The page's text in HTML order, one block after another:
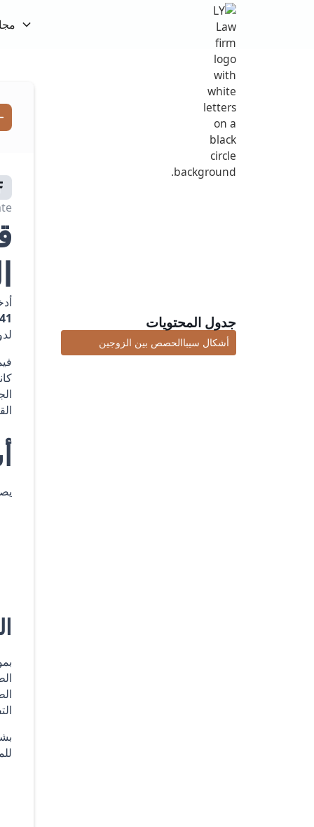
جدول المحتويات
أشكال سيباالحصص بين الزوجين
41 لعام 2024 («القانون الجديد»)